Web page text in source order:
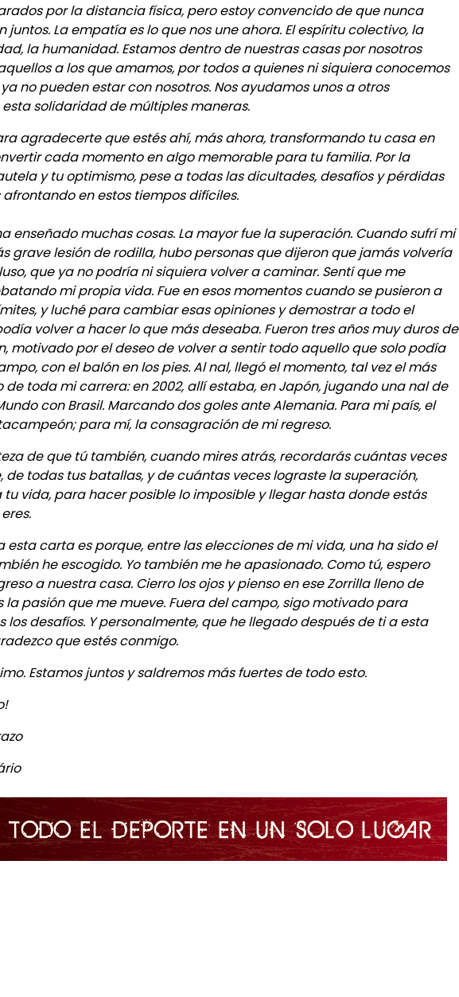
por la distancia física, pero estoy convencido de que nunca
juntos. La empatía es lo que nos une ahora. El espíritu colectivo, la
la humanidad. Estamos dentro de nuestras casas por nosotros
a los que amamos, por todos a quienes ni siquiera conocemos
no pueden estar con nosotros. Nos ayudamos unos a otros
solidaridad de múltiples maneras.
agradecerte que estés ahí, más ahora, transformando tu casa en
cada momento en algo memorable para tu familia. Por la
y tu optimismo, pese a todas las dicultades, desafíos y pérdidas
en estos tiempos difíciles.
enseñado muchas cosas. La mayor fue la superación. Cuando sufrí mi
grave lesión de rodilla, hubo personas que dijeron que jamás volvería
que ya no podría ni siquiera volver a caminar. Sentí que me
mi propia vida. Fue en esos momentos cuando se pusieron a
y luché para cambiar esas opiniones y demostrar a todo el
volver a hacer lo que más deseaba. Fueron tres años muy duros de
motivado por el deseo de volver a sentir todo aquello que solo podía
con el balón en los pies. Al nal, llegó el momento, tal vez el más
toda mi carrera: en 2002, allí estaba, en Japón, jugando una nal de
con Brasil. Marcando dos goles ante Alemania. Para mi país, el
para mí, la consagración de mi regreso.
de que tú también, cuando mires atrás, recordarás cuántas veces
de todas tus batallas, y de cuántas veces lograste la superación,
vida, para hacer posible lo imposible y llegar hasta donde estás
esta carta es porque, entre las elecciones de mi vida, una ha sido el
he escogido. Yo también me he apasionado. Como tú, espero
a nuestra casa. Cierro los ojos y pienso en ese Zorrilla lleno de
la pasión que me mueve. Fuera del campo, sigo motivado para
los desafíos. Y personalmente, que he llegado después de ti a esta
que estés conmigo.
Estamos juntos y saldremos más fuertes de todo esto.